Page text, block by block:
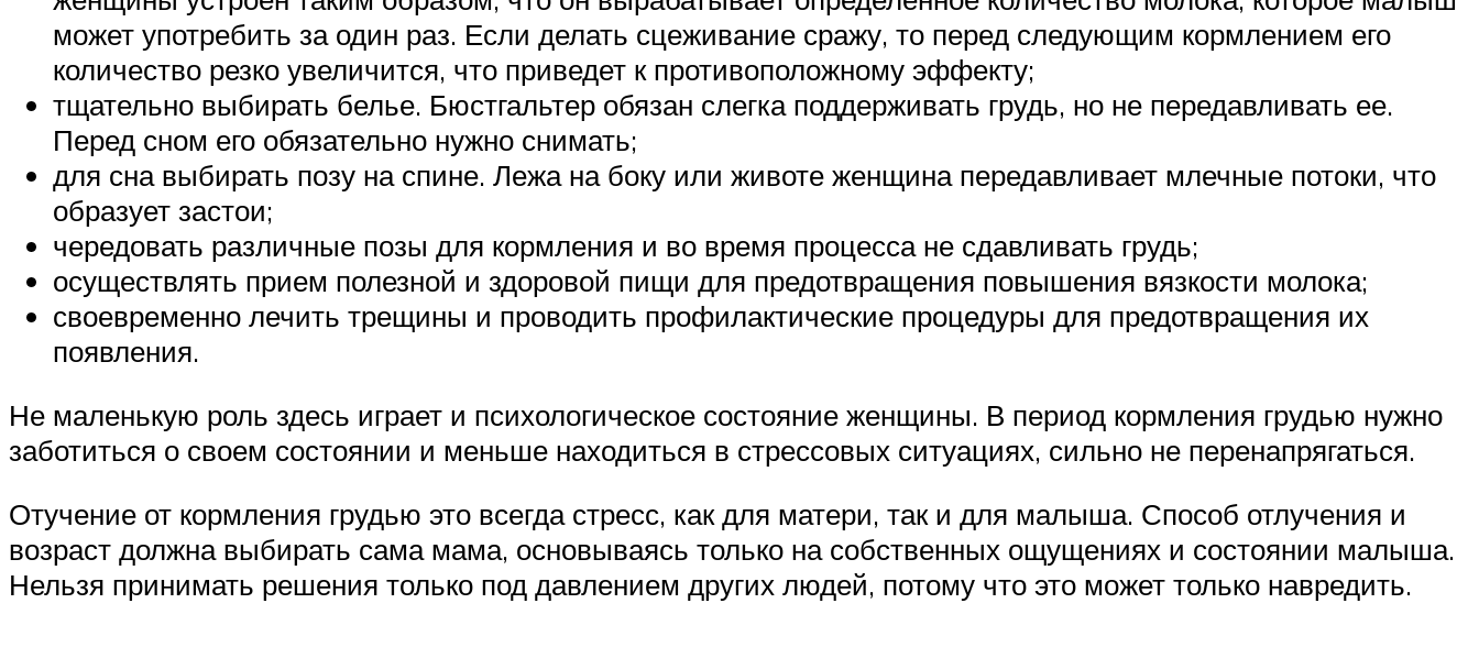
может употребить за один раз. Если делать сцеживание сражу, то перед следующим кормлением его
количество резко увеличится, что приведет к противоположному эффекту;
тщательно выбирать белье. Бюстгальтер обязан слегка поддерживать грудь, но не передавливать ее.
Перед сном его обязательно нужно снимать;
для сна выбирать позу на спине. Лежа на боку или животе женщина передавливает млечные потоки, что
образует застои;
чередовать различные позы для кормления и во время процесса не сдавливать грудь;
осуществлять прием полезной и здоровой пищи для предотвращения повышения вязкости молока;
своевременно лечить трещины и проводить профилактические процедуры для предотвращения их
появления.
Не маленькую роль здесь играет и психологическое состояние женщины. В период кормления грудью нужно
заботиться о своем состоянии и меньше находиться в стрессовых ситуациях, сильно не перенапрягаться.
Отучение от кормления грудью это всегда стресс, как для матери, так и для малыша. Способ отлучения и
возраст должна выбирать сама мама, основываясь только на собственных ощущениях и состоянии малыша.
Нельзя принимать решения только под давлением других людей, потому что это может только навредить.